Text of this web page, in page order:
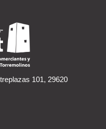
101, 29620